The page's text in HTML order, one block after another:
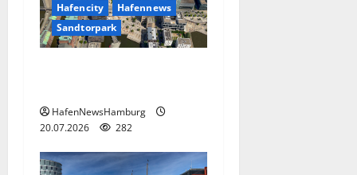
Hafencity
Hafennews
Sandtorpark
HafenNewsHamburg
20.07.2026
282